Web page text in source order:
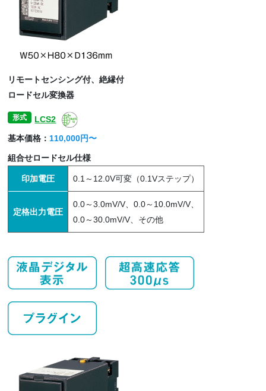
リモートセンシング付、絶縁付
ロードセル変換器
形式
LCS2
基本価格： 110,000円〜
組合せロードセル仕様
印加電圧 0.1～12.0V可変（0.1Vステップ）
定格出力電圧
0.0～3.0mV/V、0.0～10.0mV/V、
0.0～30.0mV/V、その他